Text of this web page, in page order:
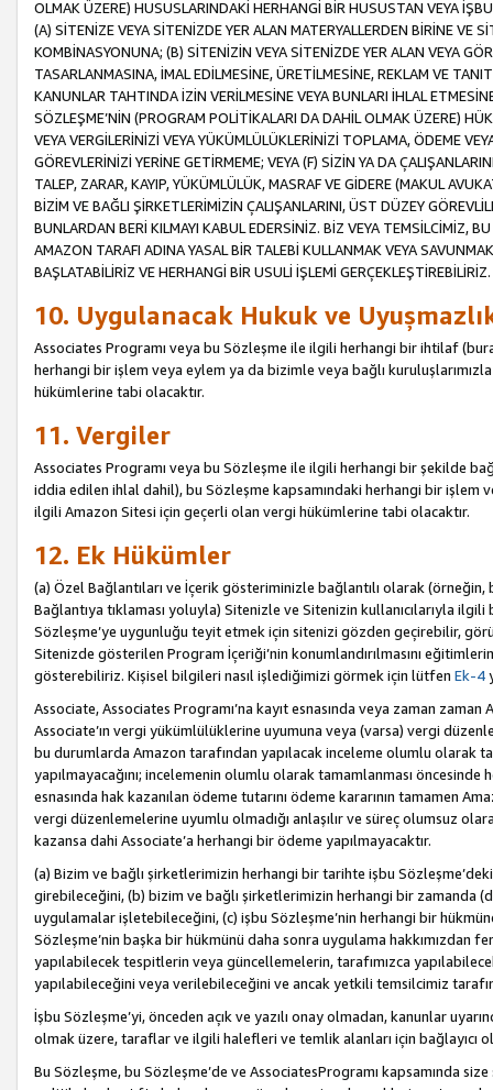
OLMAK ÜZERE) HUSUSLARINDAKİ HERHANGİ BİR HUSUSTAN VEYA
(A) SİTENİZE VEYA SİTENİZDE YER ALAN MATERYALLERDEN BİRİNE VE
KOMBİNASYONUNA; (B) SİTENİZİN VEYA SİTENİZDE YER ALAN VEYA
TASARLANMASINA, İMAL EDİLMESİNE, ÜRETİLMESİNE, REKLAM VE
KANUNLAR TAHTINDA İZİN VERİLMESİNE VEYA BUNLARI İHLAL
SÖZLEŞME’NİN (PROGRAM POLİTİKALARI DA DAHİL OLMAK ÜZERE)
VEYA VERGİLERİNİZİ VEYA YÜKÜMLÜLÜKLERİNİZİ TOPLAMA, ÖDEME
GÖREVLERİNİZİ YERİNE GETİRMEME; VEYA (F) SİZİN YA DA
TALEP, ZARAR, KAYIP, YÜKÜMLÜLÜK, MASRAF VE GİDERE (MAKUL
BİZİM VE BAĞLI ŞİRKETLERİMİZİN ÇALIŞANLARINI, ÜST DÜZEY
BUNLARDAN BERİ KILMAYI KABUL EDERSİNİZ. BİZ VEYA TEMSİLCİMİZ,
AMAZON TARAFI ADINA YASAL BİR TALEBİ KULLANMAK VEYA
BAŞLATABİLİRİZ VE HERHANGİ BİR USULİ İŞLEMİ GERÇEKLEŞTİREBİLİRİZ.
10. Uygulanacak Hukuk ve
Associates Programı veya bu Sözleşme ile ilgili herhangi bir ihtilaf
herhangi bir işlem veya eylem ya da bizimle veya bağlı
hükümlerine tabi olacaktır.
11. Vergiler
Associates Programı veya bu Sözleşme ile ilgili herhangi bir şekilde
iddia edilen ihlal dahil), bu Sözleşme kapsamındaki herhangi bir işlem
ilgili Amazon Sitesi için geçerli olan vergi hükümlerine tabi olacaktır.
12. Ek Hükümler
(a) Özel Bağlantıları ve İçerik gösteriminizle bağlantılı olarak
Bağlantıya tıklaması yoluyla) Sitenizle ve Sitenizin kullanıcılarıyla
Sözleşme’ye uygunluğu teyit etmek için sitenizi gözden geçirebilir,
Sitenizde gösterilen Program İçeriği’nin konumlandırılmasını
gösterebiliriz. Kişisel bilgileri nasıl işlediğimizi görmek için lütfen Ek-4
Associate, Associates Programı’na kayıt esnasında veya zaman
Associate’ın vergi yükümlülüklerine uyumuna veya (varsa) vergi
bu durumlarda Amazon tarafından yapılacak inceleme olumlu olarak
yapılmayacağını; incelemenin olumlu olarak tamamlanması
esnasında hak kazanılan ödeme tutarını ödeme kararının tamamen
vergi düzenlemelerine uyumlu olmadığı anlaşılır ve süreç olumsuz
kazansa dahi Associate’a herhangi bir ödeme yapılmayacaktır.
(a) Bizim ve bağlı şirketlerimizin herhangi bir tarihte işbu
girebileceğini, (b) bizim ve bağlı şirketlerimizin herhangi bir zamanda
uygulamalar işletebileceğini, (c) işbu Sözleşme’nin herhangi bir
Sözleşme’nin başka bir hükmünü daha sonra uygulama hakkımızdan
yapılabilecek tespitlerin veya güncellemelerin, tarafımızca
yapılabileceğini veya verilebileceğini ve ancak yetkili temsilcimiz
İşbu Sözleşme’yi, önceden açık ve yazılı onay olmadan, kanunlar
olmak üzere, taraflar ve ilgili halefleri ve temlik alanları için bağlayıcı
Bu Sözleşme, bu Sözleşme’de ve AssociatesProgramı kapsamında